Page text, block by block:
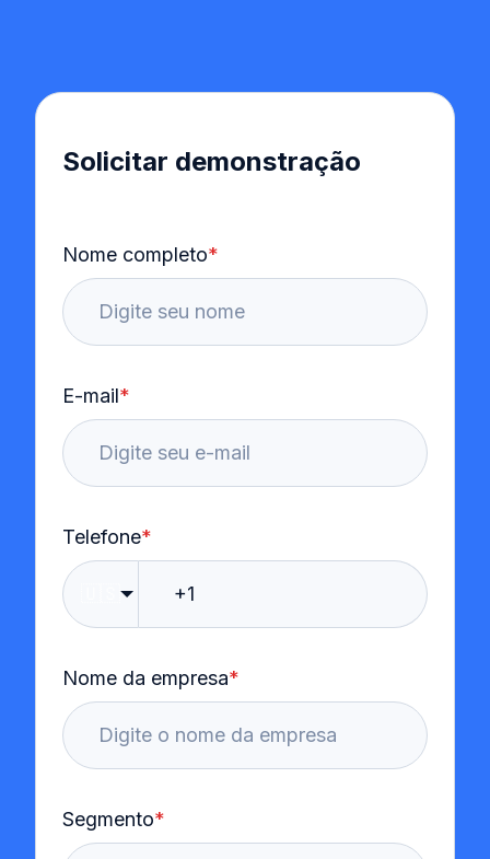
Solicitar demonstração
Nome completo*
E-mail*
Telefone*
Nome da empresa*
Segmento*